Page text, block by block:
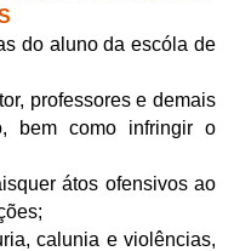
aluno da escóla de
e demais
bem como infringir o
átos ofensivos ao
e violências,